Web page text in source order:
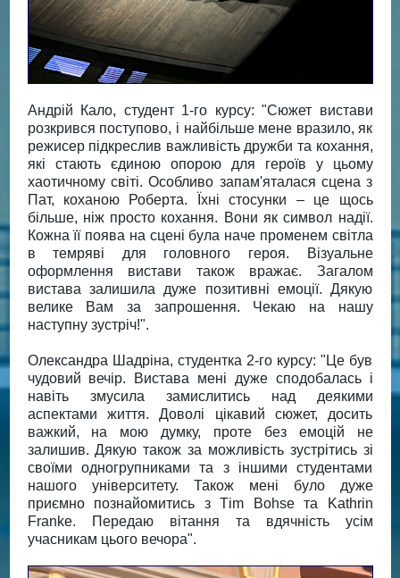
Андрій Кало, студент 1-го курсу: "Сюжет вистави
розкрився поступово, і найбільше мене вразило, як
режисер підкреслив важливість дружби та кохання,
які стають єдиною опорою для героїв у цьому
хаотичному світі. Особливо запам'яталася сцена з
Пат, коханою Роберта. Їхні стосунки – це щось
більше, ніж просто кохання. Вони як символ надії.
Кожна її поява на сцені була наче променем світла
в темряві для головного героя. Візуальне
оформлення вистави також вражає. Загалом
вистава залишила дуже позитивні емоції. Дякую
велике Вам за запрошення. Чекаю на нашу
наступну зустріч!".
Олександра Шадріна, студентка 2-го курсу: "Це був
чудовий вечір. Вистава мені дуже сподобалась і
навіть змусила замислитись над деякими
аспектами життя. Доволі цікавий сюжет, досить
важкий, на мою думку, проте без емоцій не
залишив. Дякую також за можливість зустрітись зі
своїми одногрупниками та з іншими студентами
нашого університету. Також мені було дуже
приємно познайомитись з Тim Bohse та Kathrin
Franke. Передаю вітання та вдячність усім
учасникам цього вечора".